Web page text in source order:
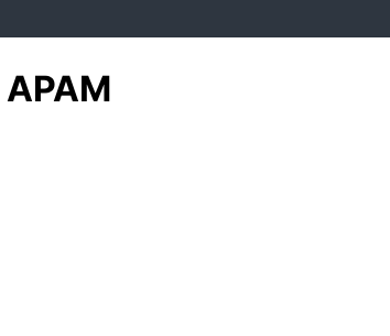
APAM